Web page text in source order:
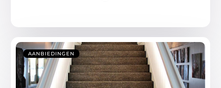
AANBIEDINGEN